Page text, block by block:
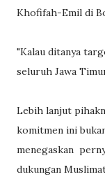
Khofifah-Emil di
"Kalau ditanya
seluruh Jawa
Lebih lanjut
komitmen ini
menegaskan
dukungan